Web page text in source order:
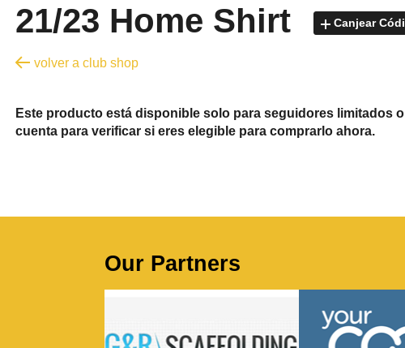
21/23 Home Shirt Canjear
volver a club shop
Este producto está disponible solo para seguidores limitados
cuenta para verificar si eres elegible para comprarlo ahora.
Our Partners